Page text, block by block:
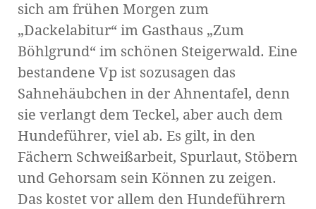
sich am frühen Morgen zum
„Dackelabitur“ im Gasthaus „Zum
Böhlgrund“ im schönen Steigerwald. Eine
bestandene Vp ist sozusagen das
Sahnehäubchen in der Ahnentafel, denn
sie verlangt dem Teckel, aber auch dem
Hundeführer, viel ab. Es gilt, in den
Fächern Schweißarbeit, Spurlaut, Stöbern
und Gehorsam sein Können zu zeigen.
Das kostet vor allem den Hundeführern